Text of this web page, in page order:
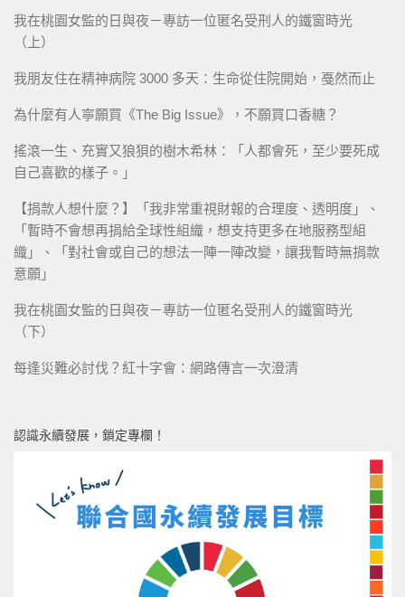
我在桃園女監的日與夜－專訪一位匿名受刑人的鐵窗時光
（上）
我朋友住在精神病院 3000 多天：生命從住院開始，戞然而止
為什麼有人寧願買《The Big Issue》，不願買口香糖？
搖滾一生、充實又狼狽的樹木希林：「人都會死，至少要死成
自己喜歡的樣子。」
【捐款人想什麼？】「我非常重視財報的合理度、透明度」、
「暫時不會想再捐給全球性組織，想支持更多在地服務型組
織」、「對社會或自己的想法一陣一陣改變，讓我暫時無捐款
意願」
我在桃園女監的日與夜－專訪一位匿名受刑人的鐵窗時光
（下）
每逢災難必討伐？紅十字會：網路傳言一次澄清
認識永續發展，鎖定專欄！